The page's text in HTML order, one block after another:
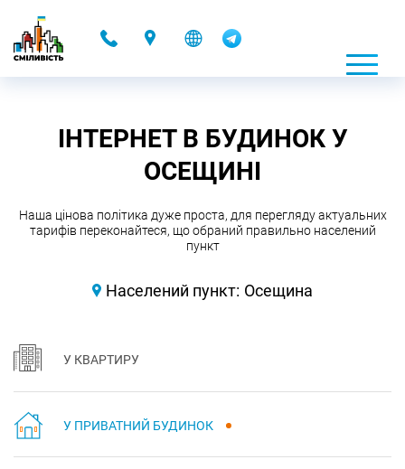
ІНТЕРНЕТ В БУДИНОК У
ОСЕЩИНІ
Наша цінова політика дуже проста, для перегляду актуальних
тарифів переконайтеся, що обраний правильно населений
пункт
Населений пункт: Осещина
У КВАРТИРУ
У ПРИВАТНИЙ БУДИНОК